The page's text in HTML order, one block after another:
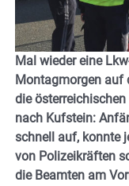
Mal wieder eine
Montagmorgen auf
die
nach Kufstein:
schnell auf, konnte
von Polizeikräften
die Beamten am